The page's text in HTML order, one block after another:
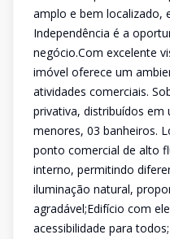
amplo e bem localizado,
Independência é a
negócio.Com excelente
imóvel oferece um
atividades comerciais.
privativa, distribuídos em
menores, 03 banheiros.
ponto comercial de alto
interno, permitindo
iluminação natural,
agradável;Edifício com
acessibilidade para